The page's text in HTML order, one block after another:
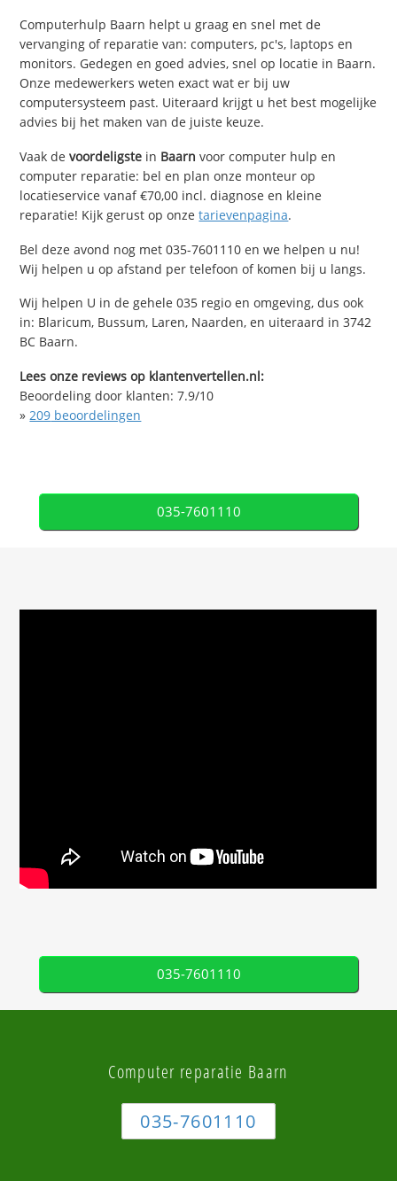
Computerhulp Baarn helpt u graag en snel met de
vervanging of reparatie van: computers, pc's, laptops en
monitors. Gedegen en goed advies, snel op locatie in Baarn.
Onze medewerkers weten exact wat er bij uw
computersysteem past. Uiteraard krijgt u het best mogelijke
advies bij het maken van de juiste keuze.
Vaak devoordeligste in Baarn voor computer hulp en
computer reparatie: bel en plan onze monteur op
locatieservice vanaf €70,00 incl. diagnose en kleine
reparatie! Kijk gerust op onzetarievenpagina.
Bel deze avond nog met 035-7601110 en we helpen u nu!
Wij helpen u op afstand per telefoon of komen bij u langs.
Wij helpen U in de gehele 035 regio en omgeving, dus ook
in: Blaricum, Bussum, Laren, Naarden, en uiteraard in 3742
BC Baarn.
Lees onze reviews op klantenvertellen.nl:
Beoordeling door klanten:7.9/10
»209 beoordelingen
035-7601110
035-7601110
Computer reparatie Baarn
035-7601110